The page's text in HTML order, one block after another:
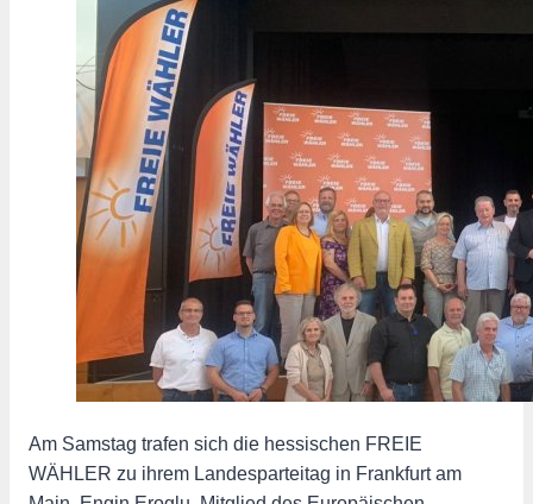
Am Samstag trafen sich die hessischen FREIE
WÄHLER zu ihrem Landesparteitag in Frankfurt am